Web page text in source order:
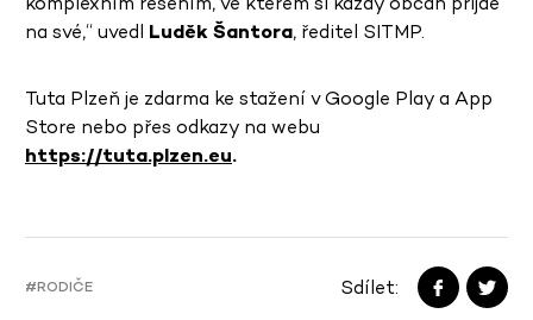
na své,“ uvedl Luděk Šantora, ředitel SITMP.
Tuta Plzeň je zdarma ke stažení v Google Play a App
Store nebo přes odkazy na webu
https://tuta.plzen.eu.
#RODIČE Sdílet: